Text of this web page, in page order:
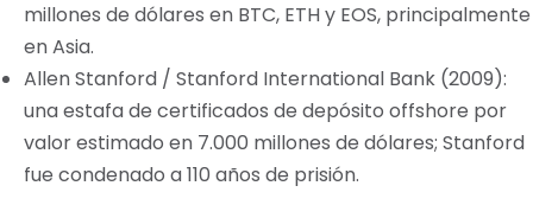
millones de dólares en BTC, ETH y EOS, principalmente
en Asia.
Allen Stanford / Stanford International Bank (2009):
una estafa de certificados de depósito offshore por
valor estimado en 7.000 millones de dólares; Stanford
fue condenado a 110 años de prisión.